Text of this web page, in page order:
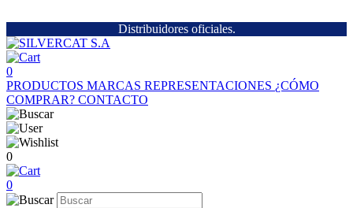
Distribuidores oficiales.
0
PRODUCTOS MARCAS REPRESENTACIONES ¿CÓMO
COMPRAR? CONTACTO
0
0